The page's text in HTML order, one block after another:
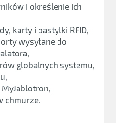
i określenie ich
karty i pastylki RFID,
wysyłane do
globalnych systemu,
chmurze.